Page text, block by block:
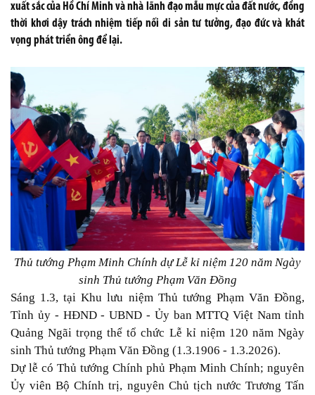
xuất sắc của Hồ Chí Minh và nhà lãnh đạo mẫu mực của đất nước, đồng
thời khơi dậy trách nhiệm tiếp nối di sản tư tưởng, đạo đức và khát
vọng phát triển ông để lại.
Thủ tướng Phạm Minh Chính dự Lễ kỉ niệm 120 năm Ngày
sinh Thủ tướng Phạm Văn Đồng
Sáng 1.3, tại Khu lưu niệm Thủ tướng Phạm Văn Đồng,
Tỉnh ủy - HĐND - UBND - Ủy ban MTTQ Việt Nam tỉnh
Quảng Ngãi trọng thể tổ chức Lễ kỉ niệm 120 năm Ngày
sinh Thủ tướng Phạm Văn Đồng (1.3.1906 - 1.3.2026).
Dự lễ có Thủ tướng Chính phủ Phạm Minh Chính; nguyên
Ủy viên Bộ Chính trị, nguyên Chủ tịch nước Trương Tấn